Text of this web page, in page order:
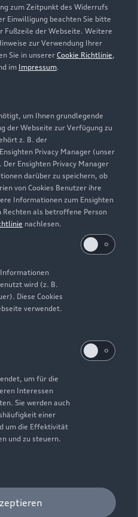
zum Zeitpunkt des Widerrufs
Einwilligung beachten Sie bitte
Fußzeile der Webseite. Weitere
zur Verwendung Ihrer
Sie in unserer Cookie Richtlinie,
im Impressum.
um Ihnen grundlegende
der Webseite zur Verfügung zu
z. B. der
Privacy Manager (unser
Ensighten Privacy Manager
darüber zu speichern, ob
von Cookies Benutzer ihre
Informationen zum Ensighten
Rechten als betroffene Person
nachlesen.
wird (z. B.
Diese Cookies
verwendet.
um für die
Interessen
Sie werden auch
einer
um die Effektivität
und zu steuern.
Zurück nach oben
vorbehalten
Hinweisgebersystem
Act